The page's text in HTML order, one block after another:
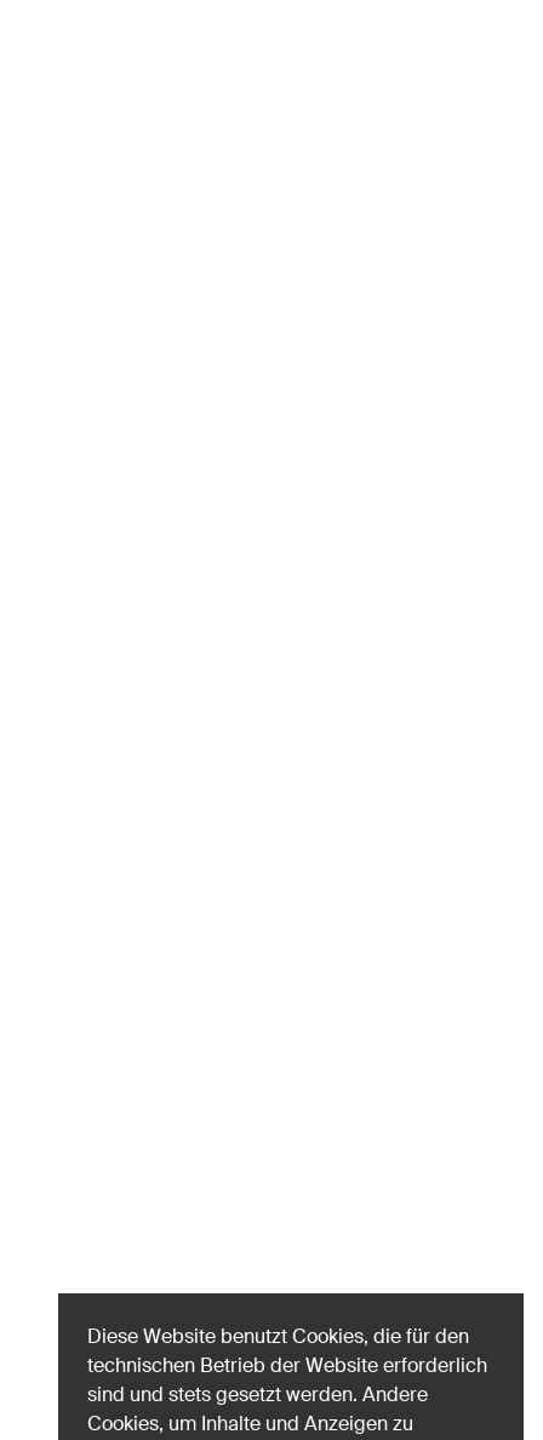
Diese Website benutzt Cookies, die für den
technischen Betrieb der Website erforderlich
sind und stets gesetzt werden. Andere
Cookies, um Inhalte und Anzeigen zu